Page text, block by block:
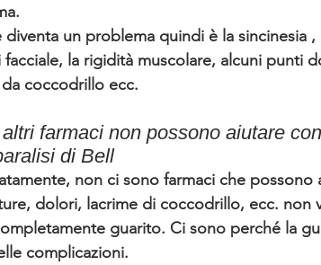
diventa un problema quindi è la sincinesia
facciale, la rigidità muscolare, alcuni punti
da coccodrillo ecc.
farmaci non possono aiutare
di Bell
non ci sono farmaci che
dolori, lacrime di coccodrillo, ecc. non
guarito. Ci sono perché la
complicazioni.